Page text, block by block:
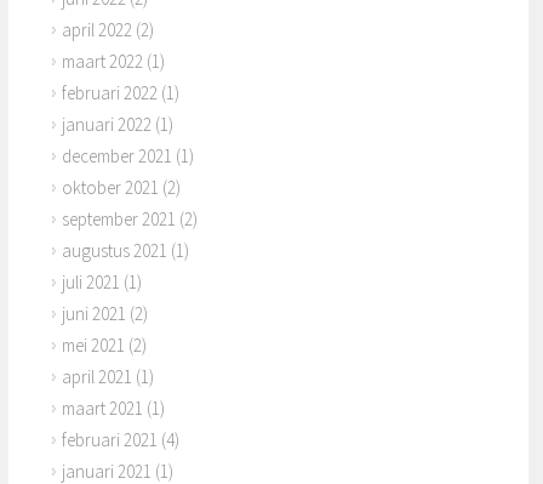
april 2022 (2)
maart 2022 (1)
februari 2022 (1)
januari 2022 (1)
december 2021 (1)
oktober 2021 (2)
september 2021 (2)
augustus 2021 (1)
juli 2021 (1)
juni 2021 (2)
mei 2021 (2)
april 2021 (1)
maart 2021 (1)
februari 2021 (4)
januari 2021 (1)